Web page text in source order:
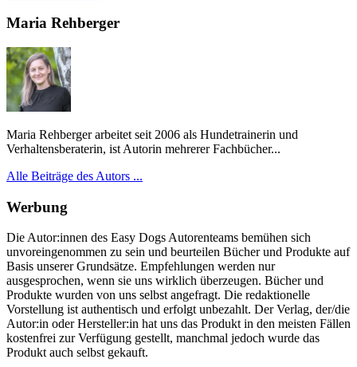
Maria Rehberger
Maria Rehberger arbeitet seit 2006 als Hundetrainerin und
Verhaltensberaterin, ist Autorin mehrerer Fachbücher...
Alle Beiträge des Autors ...
Werbung
Die Autor:innen des Easy Dogs Autorenteams bemühen sich
unvoreingenommen zu sein und beurteilen Bücher und Produkte auf
Basis unserer Grundsätze. Empfehlungen werden nur
ausgesprochen, wenn sie uns wirklich überzeugen. Bücher und
Produkte wurden von uns selbst angefragt. Die redaktionelle
Vorstellung ist authentisch und erfolgt unbezahlt. Der Verlag, der/die
Autor:in oder Hersteller:in hat uns das Produkt in den meisten Fällen
kostenfrei zur Verfügung gestellt, manchmal jedoch wurde das
Produkt auch selbst gekauft.